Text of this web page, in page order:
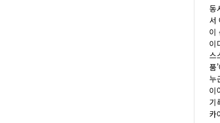
동
서
이
이
스
품
누
이
기
카